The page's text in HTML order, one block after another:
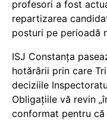
profesori a fost
repartizarea
posturi pe perioadă
ISJ Constanța
hotărârii prin care
deciziile
Obligațiile vă revin
conformat pentru